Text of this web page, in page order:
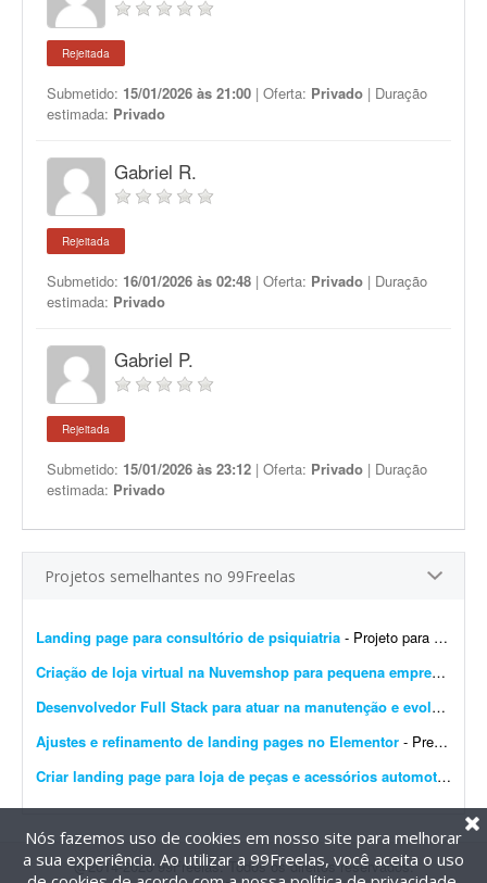
Rejeitada
Submetido: 15/01/2026 às 21:00 | Oferta: Privado | Duração
estimada: Privado
Gabriel R.
Rejeitada
Submetido: 16/01/2026 às 02:48 | Oferta: Privado | Duração
estimada: Privado
Gabriel P.
Rejeitada
Submetido: 15/01/2026 às 23:12 | Oferta: Privado | Duração
estimada: Privado
Projetos semelhantes no 99Freelas
Landing page para consultório de psiquiatria - Projeto para criação de landing page para consultório de psiquiatria. Escopo do projeto: Desenvolvimento completo da landing page. Design moderno, limpo e com foco em convers&...
Criação de loja virtual na Nuvemshop para pequena empresa
Desenvolvedor Full Stack para atuar na manutenção e evolução de uma plataforma SaaS
Ajustes e refinamento de landing pages no Elementor - Preciso de alguém para finalizar o desenvolvimento de 14 landing pages no Elementor. É um projeto rápido e de baixa complexidade. O cenário atual: As páginas j&...
Criar landing page para loja de peças e acessórios automotivos
@2014-2026 99Freelas. Todos os direitos reservados.
Nós fazemos uso de cookies em nosso site para melhorar
a sua experiência. Ao utilizar a 99Freelas, você aceita o uso